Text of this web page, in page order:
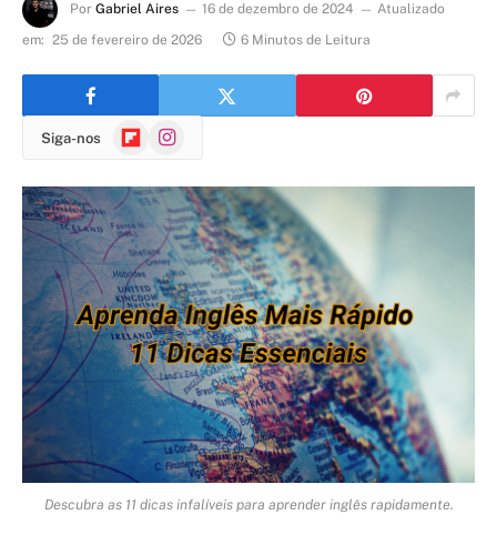
Por Gabriel Aires 16 de dezembro de 2024
Atualizado
em: 25 de fevereiro de 2026 6 Minutos de Leitura
Siga-nos FlipboardInstagram
Descubra as 11 dicas infalíveis para aprender inglês rapidamente.